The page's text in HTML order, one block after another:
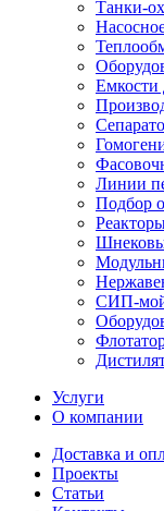
Танки-
Емкости
Линии
Подбор
СИП-
Услуги
О компании
Доставка и
Проекты
Статьи